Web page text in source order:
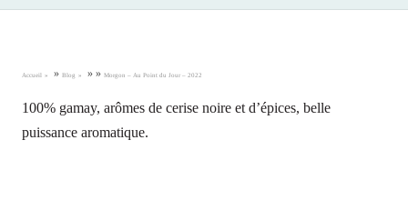
Accueil » Blog » » Morgon – Au Point du Jour – 2022
100% gamay, arômes de cerise noire et d’épices, belle
puissance aromatique.